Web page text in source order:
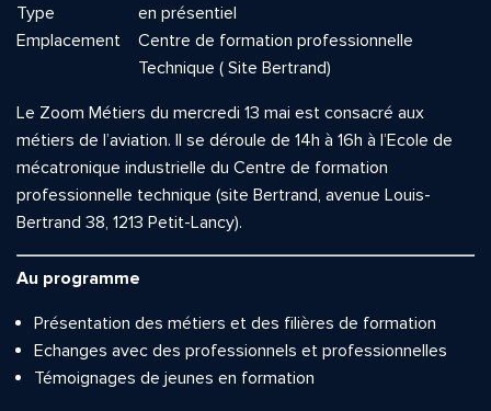
Type
en présentiel
Emplacement
Centre de formation professionnelle
Technique ( Site Bertrand)
Le Zoom Métiers du mercredi 13 mai est consacré aux
métiers de l’aviation. Il se déroule de 14h à 16h à l’Ecole de
mécatronique industrielle du Centre de formation
professionnelle technique (site Bertrand, avenue Louis-
Bertrand 38, 1213 Petit-Lancy).
Au programme
Présentation des métiers et des filières de formation
Echanges avec des professionnels et professionnelles
Témoignages de jeunes en formation